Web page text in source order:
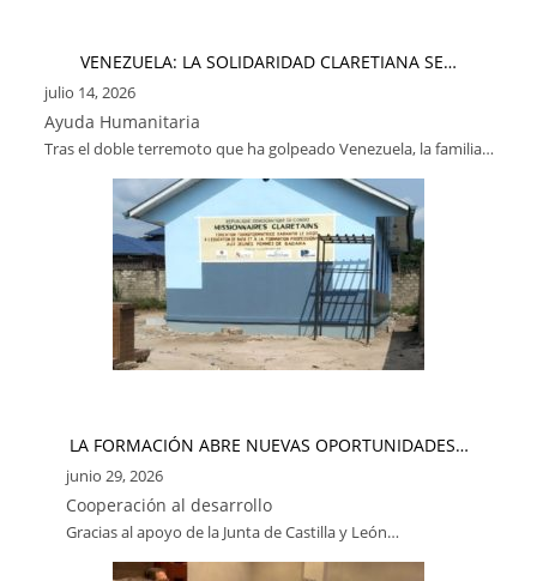
VENEZUELA: LA SOLIDARIDAD CLARETIANA SE…
julio 14, 2026
Ayuda Humanitaria
Tras el doble terremoto que ha golpeado Venezuela, la familia…
LA FORMACIÓN ABRE NUEVAS OPORTUNIDADES…
junio 29, 2026
Cooperación al desarrollo
Gracias al apoyo de la Junta de Castilla y León…